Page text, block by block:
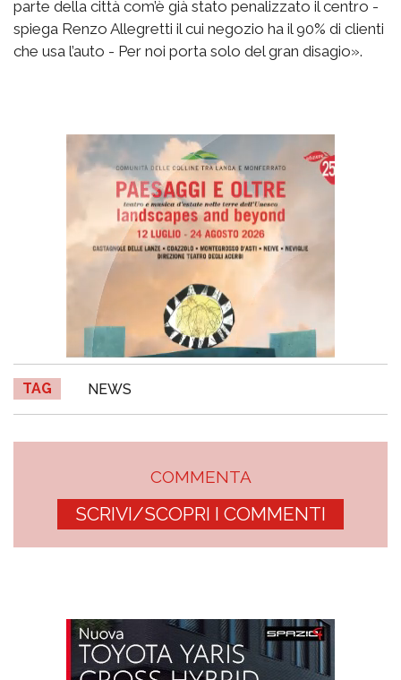
parte della città com’è già stato penalizzato il centro -
spiega Renzo Allegretti il cui negozio ha il 90% di clienti
che usa l’auto - Per noi porta solo del gran disagio».
TAG NEWS
COMMENTA
SCRIVI/SCOPRI I COMMENTI